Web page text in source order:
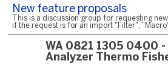
New feature proposals
This is a discussion group for requesting
if the request is for an import "Filter",
WA 0821 1305 0400 -
Analyzer Thermo